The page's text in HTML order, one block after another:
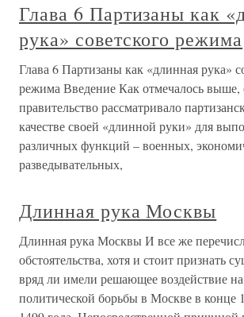
Глава 6 Партизаны как
рука» советского режима
Глава 6 Партизаны как «длинная рука»
режима Введение Как отмечалось выше,
правительство рассматривало
качестве своей «длинной руки» для
различных функций – военных,
разведывательных,
Длинная рука Москвы
Длинная рука Москвы И все же
обстоятельства, хотя и стоит признать
вряд ли имели решающее воздействие
политической борьбы в Москве в конце